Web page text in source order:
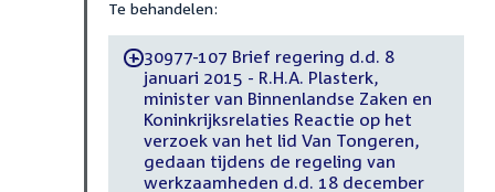
Te behandelen:
-30977-107 Brief regering d.d. 8
januari 2015 - R.H.A. Plasterk,
minister van Binnenlandse Zaken en
Koninkrijksrelaties Reactie op het
verzoek van het lid Van Tongeren,
gedaan tijdens de regeling van
werkzaamheden d.d. 18 december